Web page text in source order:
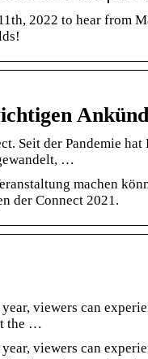
2022 to hear from
Seit der Pandemie hat
…
machen
der Connect 2021.
viewers can
the …
viewers can